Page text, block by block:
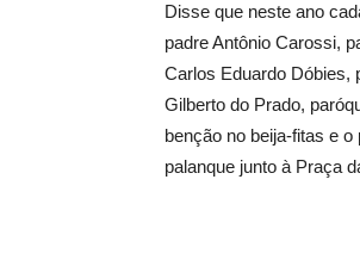
Disse que neste ano
padre Antônio Carossi,
Carlos Eduardo Dóbies,
Gilberto do Prado,
benção no beija-fitas e o
palanque junto à Praça